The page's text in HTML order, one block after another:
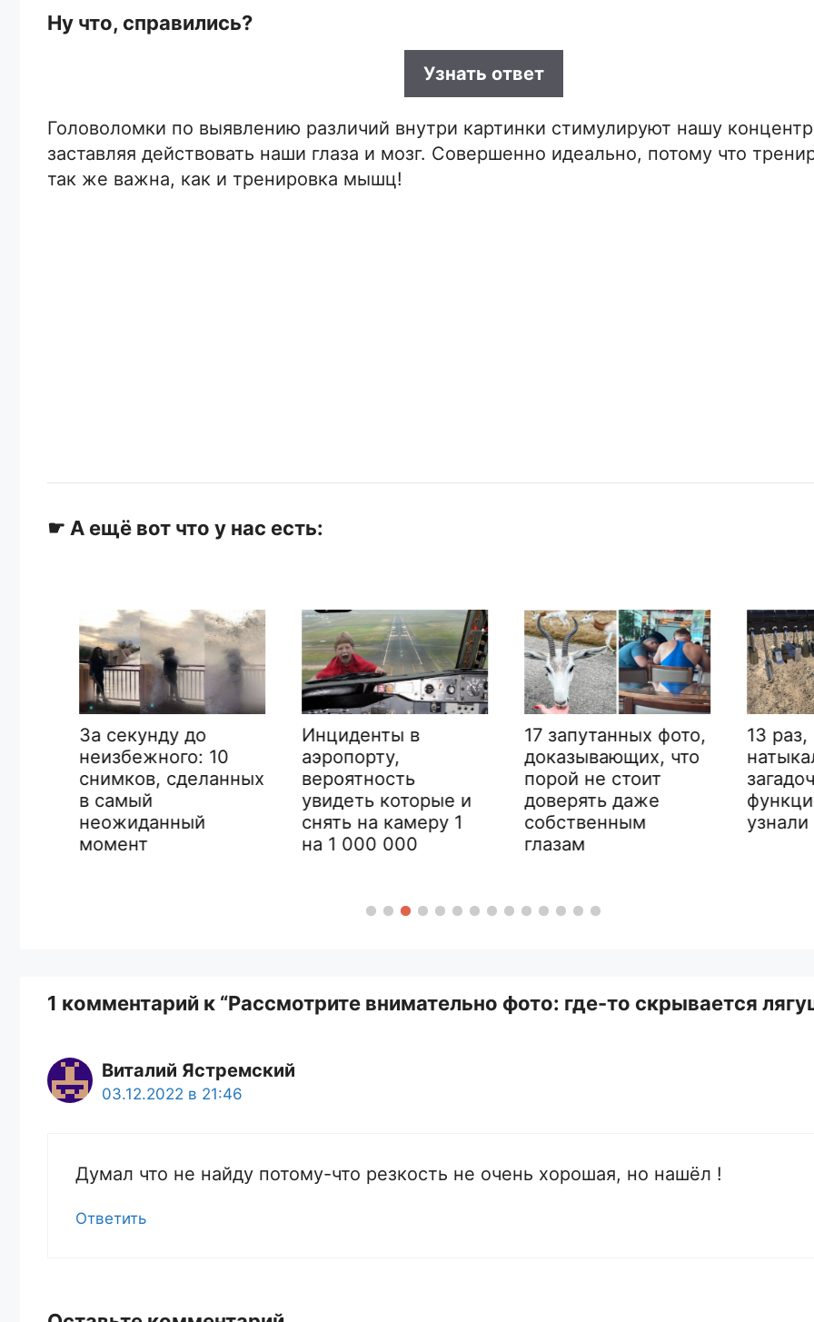
Ну что, справились?
Узнать ответ
Головоломки по выявлению различий внутри картинки стимулируют нашу
заставляя действовать наши глаза и мозг. Совершенно идеально, потому что
так же важна, как и тренировка мышц!
☛ А ещё вот что у нас есть:
За секунду до
неизбежного: 10
снимков, сделанных
в самый
неожиданный
момент
Инциденты в
аэропорту,
вероятность
увидеть которые и
снять на камеру 1
на 1 000 000
17 запутанных фото,
доказывающих, что
порой не стоит
доверять даже
собственным
глазам
13 раз,
узнали
1 комментарий к “Рассмотрите внимательно фото: где-то скрывается
Виталий Ястремский
03.12.2022 в 21:46
Думал что не найду потому-что резкость не очень хорошая, но нашёл !
Ответить